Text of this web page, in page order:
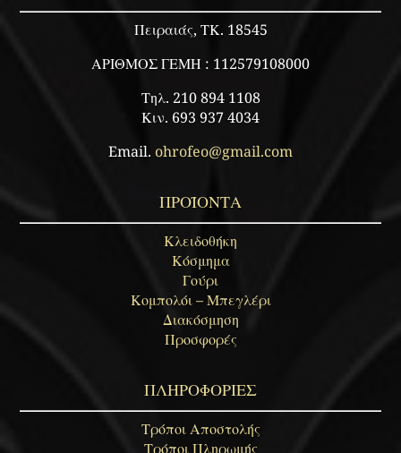
Πειραιάς, ΤΚ. 18545
ΑΡΙΘΜΟΣ ΓΕΜΗ : 112579108000
Τηλ. 210 894 1108
Κιν. 693 937 4034
Email. ohrofeo@gmail.com
ΠΡΟΪΟΝΤΑ
Κλειδοθήκη
Κόσμημα
Γούρι
Κομπολόι – Μπεγλέρι
Διακόσμηση
Προσφορές
ΠΛΗΡΟΦΟΡΙΕΣ
Τρόποι Αποστολής
Τρόποι Πληρωμής